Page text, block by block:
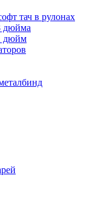
тач в рулонах
дюйма
дюйм